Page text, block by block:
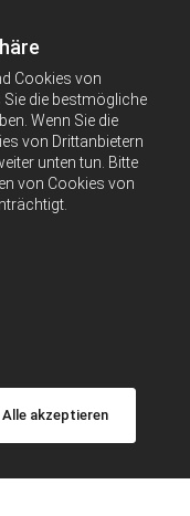
Cookies von
die bestmögliche
Wenn Sie die
von Drittanbietern
unten tun. Bitte
von Cookies von
Alle akzeptieren